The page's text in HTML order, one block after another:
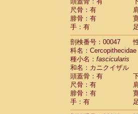
Hylobatidae
尺骨：有
腓骨：有
手：有
剖検番号：00047
科名：Cercopithecidae
種小名： fascicularis
和名：カニクイザル
頭蓋骨：有
尺骨：有
腓骨：有
手：有